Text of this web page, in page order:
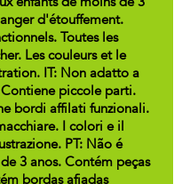
d'étouffement.
Toutes les
Les couleurs et le
IT: Non adatto a
piccole parti.
bordi affilati funzionali.
I colori e il
PT: Não é
3 anos. Contém peças
bordas afiadas